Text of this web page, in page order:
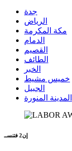
جدة
الرياض
مكة المكرمة
الدمام
القصيم
الطائف
الخبر
خميس مشيط
الجبيل
المدينة المنورة
إن2 فتنســ